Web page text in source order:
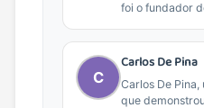
foi o fundador
sabedoria e
C
Carlos De Pina
Carlos De Pina,
que